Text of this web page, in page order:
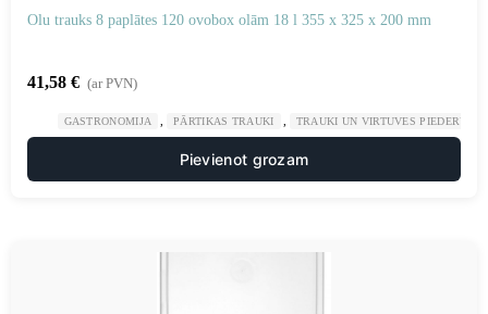
Olu trauks 8 paplātes 120 ovobox olām 18 l 355 x 325 x 200 mm
41,58 € (ar PVN)
GASTRONOMIJA PĀRTIKAS TRAUKI TRAUKI UN VIRTUVES PIEDERUMI
Pievienot grozam